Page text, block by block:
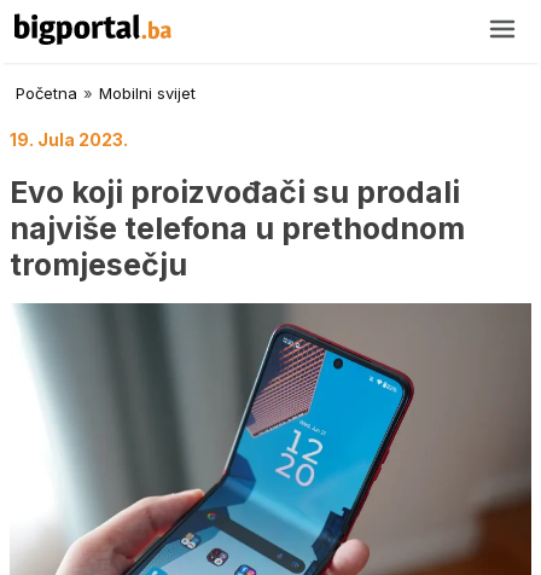
Početna » Mobilni svijet
19. Jula 2023.
Evo koji proizvođači su prodali
najviše telefona u prethodnom
tromjesečju